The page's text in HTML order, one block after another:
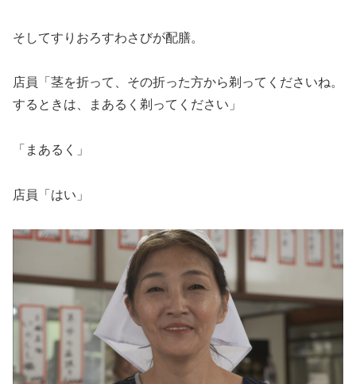
そしてすりおろすわさびが配膳。
店員「茎を折って、その折った方から剃ってくださいね。
するときは、まあるく剃ってください」
「まあるく」
店員「はい」